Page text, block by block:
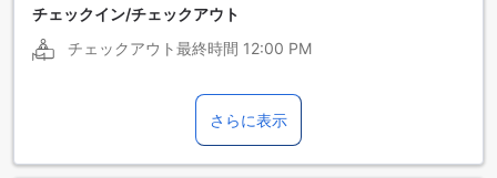
チェックイン/チェックアウト
チェックアウト最終時間 12:00 PM
さらに表示